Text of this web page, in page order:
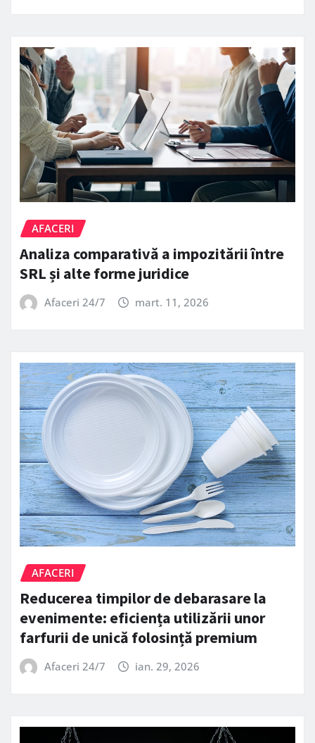
AFACERI
Analiza comparativă a impozitării între
SRL și alte forme juridice
Afaceri 24/7 mart. 11, 2026
AFACERI
Reducerea timpilor de debarasare la
evenimente: eficiența utilizării unor
farfurii de unică folosință premium
Afaceri 24/7 ian. 29, 2026